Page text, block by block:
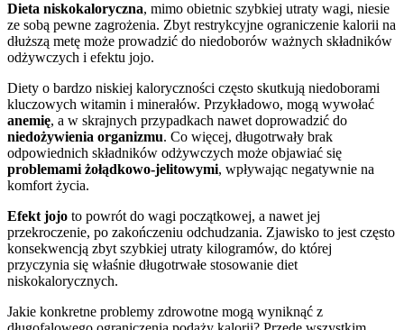
Dieta niskokaloryczna, mimo obietnic szybkiej utraty wagi, niesie
ze sobą pewne zagrożenia. Zbyt restrykcyjne ograniczenie kalorii na
dłuższą metę może prowadzić do niedoborów ważnych składników
odżywczych i efektu jojo.
Diety o bardzo niskiej kaloryczności często skutkują niedoborami
kluczowych witamin i minerałów. Przykładowo, mogą wywołać
anemię, a w skrajnych przypadkach nawet doprowadzić do
niedożywienia organizmu. Co więcej, długotrwały brak
odpowiednich składników odżywczych może objawiać się
problemami żołądkowo-jelitowymi, wpływając negatywnie na
komfort życia.
Efekt jojo to powrót do wagi początkowej, a nawet jej
przekroczenie, po zakończeniu odchudzania. Zjawisko to jest często
konsekwencją zbyt szybkiej utraty kilogramów, do której
przyczynia się właśnie długotrwałe stosowanie diet
niskokalorycznych.
Jakie konkretne problemy zdrowotne mogą wyniknąć z